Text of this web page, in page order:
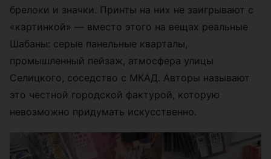
брелоки и значки. Принты на них не заигрывают с
«картинкой» — вместо этого на вещах реальные
Шабаны: серые панельные кварталы,
промышленный пейзаж, атмосфера улицы
Селицкого, соседство с МКАД. Авторы называют
это честной городской фактурой, которую
невозможно придумать искусственно.